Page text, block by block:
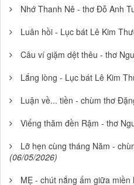
Nhớ Thanh Nê - thơ Đỗ Anh
Luân hồi - Lục bát Lê Kim
Câu ví giặm dệt thêu - thơ
Lắng lòng - Lục bát Lê Kim
Luận về... tiền - chùm thơ
Viếng thăm đền Rậm - thơ
Lỡ hẹn cùng tháng Năm -
(06/05/2026)
MẸ - chút nắng ấm giữa miền